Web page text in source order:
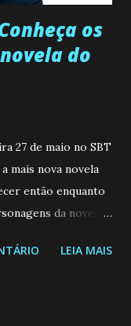
os
do
27 de maio no SBT
mais nova novela
então enquanto
da novela?
(CamilaLEIA MAIS